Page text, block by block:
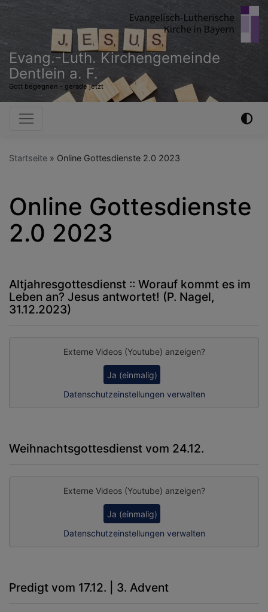
Direkt
Evang.-Luth. Kirchengemeinde
Dentlein a. F.
Gott begegnen - gerade jetzt
Hauptnavigation
Startseite Online Gottesdienste 2.0 2023
Online Gottesdienste
2.0 2023
Altjahresgottesdienst :: Worauf kommt es im
Leben an? Jesus antwortet! (P. Nagel,
31.12.2023)
Externe Videos (Youtube) anzeigen?
Ja (einmalig)
Datenschutzeinstellungen verwalten
Weihnachtsgottesdienst vom 24.12.
Externe Videos (Youtube) anzeigen?
Ja (einmalig)
Datenschutzeinstellungen verwalten
Predigt vom 17.12. | 3. Advent